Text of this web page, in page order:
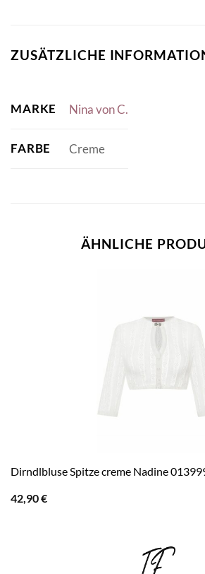
ZUSÄTZLICHE
MARKE Nina von C.
FARBE Creme
ÄHNLICHE
Dirndlbluse Spitze creme Nadine
42,90€